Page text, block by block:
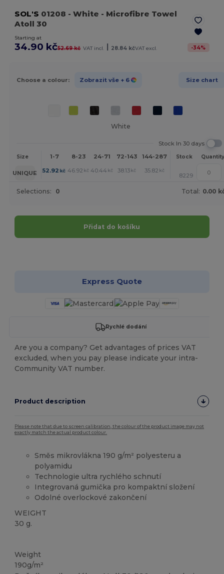
SOL'S 01208 - White - Microfibre Towel
Atoll 30
Starting at
34.90 kč52.69 kč VAT incl. | 28.84 kčVAT excl. -34%
Choose a colour: Zobrazit vše + 6 Size chart
White
Stock In 30 days
Size 1-7 8-23 24-71 72-143 144-287 288 + More
Stock Quantity
UNIQUE 52.92 kč 46.92 kč 40.44 kč 38.13 kč 35.82 kč
8229
Selections: 0 Total: 0.00
Přidat do košíku
Express Quote
Rychlé dodání
Are you a company? Get advantages of prices VAT
excluded, when you pay please indicate your intra-
Community VAT number.
Product description
Please note that due to screen calibration, the colour of the product image may not
exactly match the actual product colour.
Směs mikrovlákna 190 g/m² polyesteru a
polyamidu
Technologie ultra rychlého schnutí
Integrovaná gumička pro kompaktní složení
Odolné overlockové zakončení
WEIGHT
30 g.
Weight
190g/m²